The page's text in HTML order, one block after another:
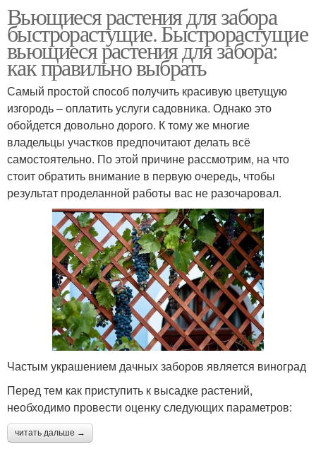
Вьющиеся растения для забора
быстрорастущие. Быстрорастущие
вьющиеся растения для забора:
как правильно выбрать
Самый простой способ получить красивую цветущую
изгородь – оплатить услуги садовника. Однако это
обойдется довольно дорого. К тому же многие
владельцы участков предпочитают делать всё
самостоятельно. По этой причине рассмотрим, на что
стоит обратить внимание в первую очередь, чтобы
результат проделанной работы вас не разочаровал.
Частым украшением дачных заборов является виноград
Перед тем как приступить к высадке растений,
необходимо провести оценку следующих параметров:
читать дальше →